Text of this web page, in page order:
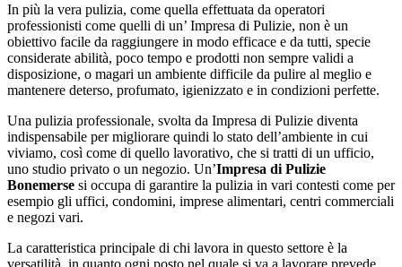
In più la vera pulizia, come quella effettuata da operatori
professionisti come quelli di un’ Impresa di Pulizie, non è un
obiettivo facile da raggiungere in modo efficace e da tutti, specie
considerate abilità, poco tempo e prodotti non sempre validi a
disposizione, o magari un ambiente difficile da pulire al meglio e
mantenere deterso, profumato, igienizzato e in condizioni perfette.
Una pulizia professionale, svolta da Impresa di Pulizie diventa
indispensabile per migliorare quindi lo stato dell’ambiente in cui
viviamo, così come di quello lavorativo, che si tratti di un ufficio,
uno studio privato o un negozio. Un’Impresa di Pulizie
Bonemerse si occupa di garantire la pulizia in vari contesti come per
esempio gli uffici, condomini, imprese alimentari, centri commerciali
e negozi vari.
La caratteristica principale di chi lavora in questo settore è la
versatilità, in quanto ogni posto nel quale si va a lavorare prevede